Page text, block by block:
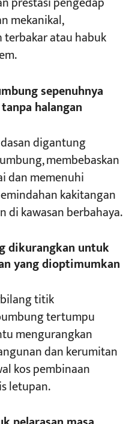
mekanikal,
terbakar atau habuk
sepenuhnya
halangan
digantung
membebaskan
dan memenuhi
kakitangan
di kawasan berbahaya.
dikurangkan untuk
yang dioptimumkan
titik
tertumpu
mengurangkan
dan kerumitan
kos pembinaan
letupan.